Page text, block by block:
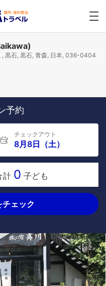
, 黒石, 黒石, 青森, 日本, 036-0404
予約
チェックアウト
8月8日（土）
計 0 子ども
ェック